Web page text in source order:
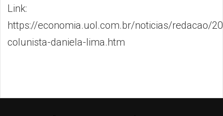
Link:
https://economia.uol.com.br/noticias/redacao/
colunista-daniela-lima.htm